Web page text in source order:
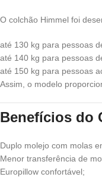
O colchão Himmel foi
até 130 kg para pessoas
até 140 kg para pessoas
até 150 kg para pessoas
Assim, o modelo
Benefícios do
Duplo molejo com molas
Menor transferência de
Europillow confortável;